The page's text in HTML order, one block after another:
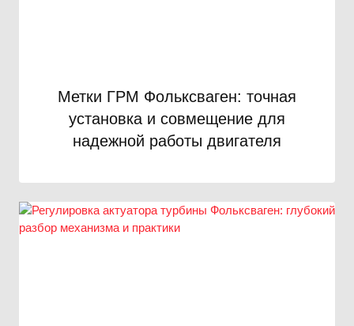
Метки ГРМ Фольксваген: точная
установка и совмещение для
надежной работы двигателя